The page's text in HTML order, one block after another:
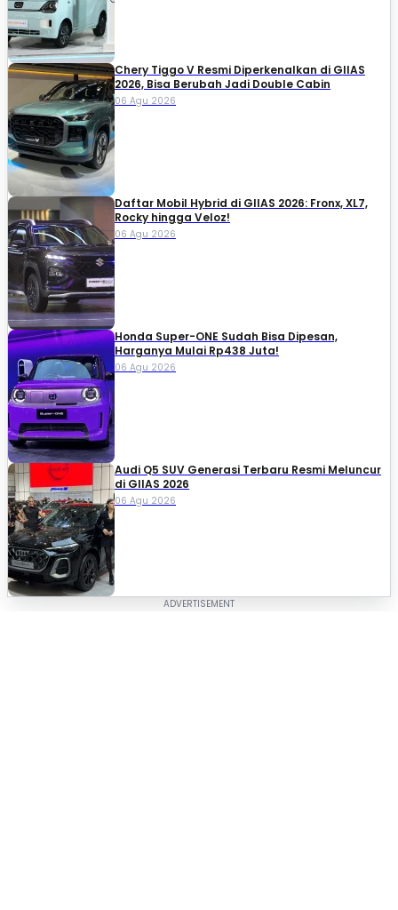
Chery Tiggo V Resmi Diperkenalkan di GIIAS
2026, Bisa Berubah Jadi Double Cabin
06 Agu 2026
Daftar Mobil Hybrid di GIIAS 2026: Fronx, XL7,
Rocky hingga Veloz!
06 Agu 2026
Honda Super-ONE Sudah Bisa Dipesan,
Harganya Mulai Rp438 Juta!
06 Agu 2026
Audi Q5 SUV Generasi Terbaru Resmi Meluncur
di GIIAS 2026
06 Agu 2026